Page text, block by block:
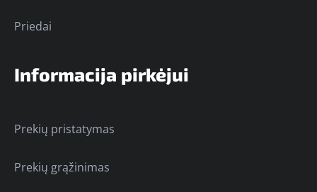
Priedai
Informacija pirkėjui
Prekių pristatymas
Prekių grąžinimas